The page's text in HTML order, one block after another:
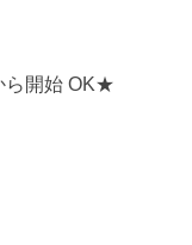
ら開始 OK★